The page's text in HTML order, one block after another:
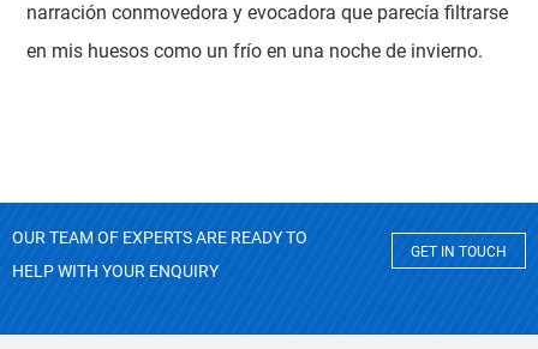
narración conmovedora y evocadora que parecía filtrarse
en mis huesos como un frío en una noche de invierno.
OUR TEAM OF EXPERTS ARE READY TO
HELP WITH YOUR ENQUIRY
GET IN TOUCH